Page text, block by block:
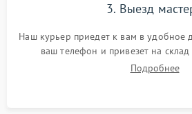
3. Выезд
Наш курьер приедет к вам в удобное
ваш телефон и привезет на склад
Подробнее